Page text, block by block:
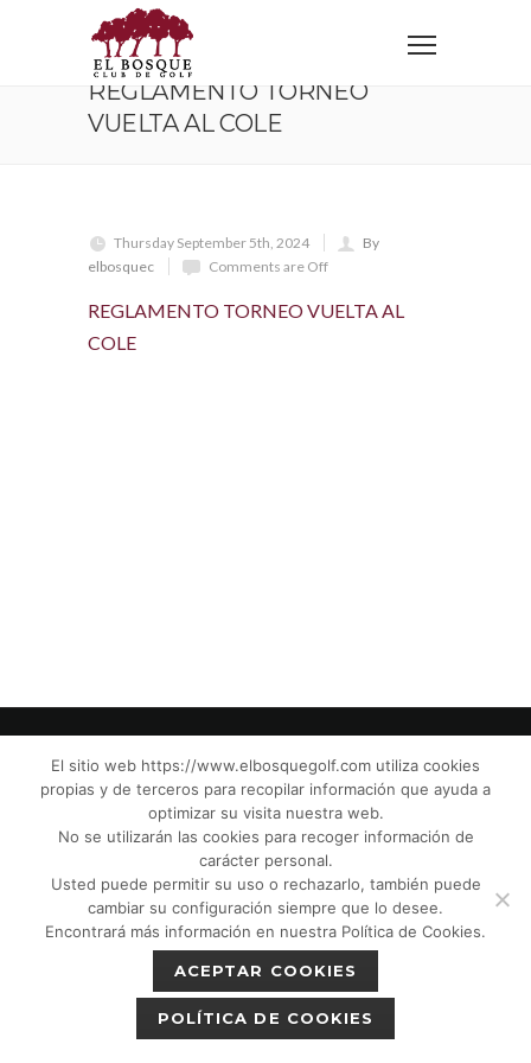
Home REGLAMENTO TORNEO VUELTA AL COLE
REGLAMENTO TORNEO
VUELTA AL COLE
Thursday September 5th, 2024
By
elbosquec
Comments are Off
REGLAMENTO TORNEO VUELTA AL
COLE
© El Bosque Golf Club |Legal Notice|
Privacy Policy|Cookies Policy|Política de
devoluciones|Tic Camaras
Protection CPM”|
El sitio web https://www.elbosquegolf.com utiliza cookies
propias y de terceros para recopilar información que ayuda a
optimizar su visita nuestra web.
No se utilizarán las cookies para recoger información de
carácter personal.
Usted puede permitir su uso o rechazarlo, también puede
cambiar su configuración siempre que lo desee.
Encontrará más información en nuestra Política de Cookies.
ACEPTAR COOKIES
POLÍTICA DE COOKIES